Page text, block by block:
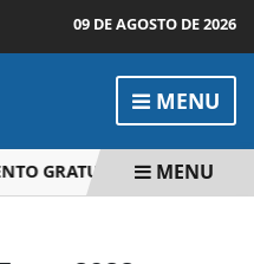
09 DE AGOSTO DE 2026
MENU
GRATUITO EM PIEDADE
MENU